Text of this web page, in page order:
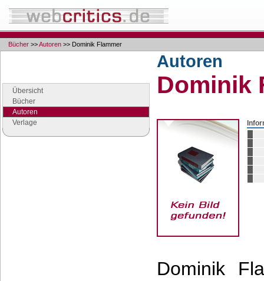
Bücher >>Autoren >> Dominik Flammer
Übersicht
Bücher
Autoren
Verlage
Autoren
Dominik
Dominik